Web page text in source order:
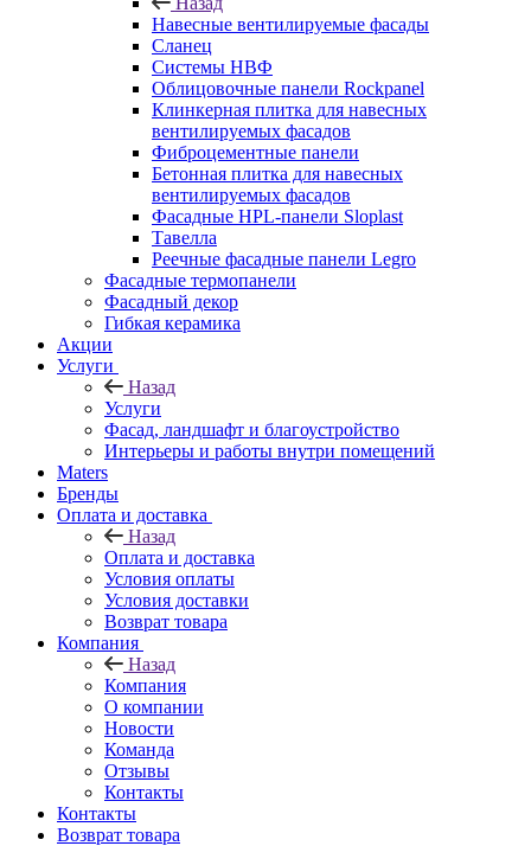
Навесные вентилируемые фасады
Сланец
Системы НВФ
Облицовочные панели Rockpanel
Клинкерная плитка для навесных
вентилируемых фасадов
Фиброцементные панели
Бетонная плитка для навесных
вентилируемых фасадов
Фасадные HPL-панели Sloplast
Тавелла
Реечные фасадные панели Legro
Фасадные термопанели
Фасадный декор
Гибкая керамика
Акции
Услуги
Назад
Услуги
Фасад, ландшафт и благоустройство
Интерьеры и работы внутри помещений
Maters
Бренды
Оплата и доставка
Назад
Оплата и доставка
Условия оплаты
Условия доставки
Возврат товара
Компания
Назад
Компания
О компании
Новости
Команда
Отзывы
Контакты
Контакты
Возврат товара